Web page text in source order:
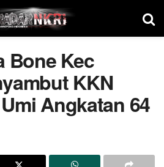
Bone Kec
KKN
Angkatan 64